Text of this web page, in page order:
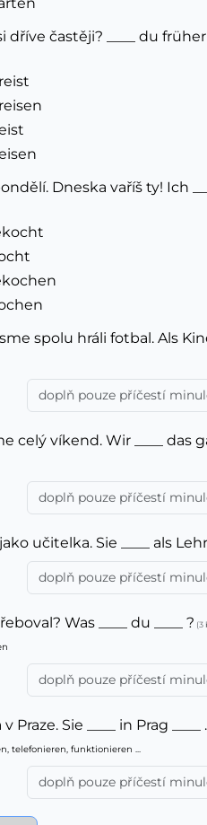
dříve častěji? ____ du früher
Dneska vaříš ty! Ich
spolu hráli fotbal. Als
celý víkend. Wir ____ das
učitelka. Sie ____ als
Was ____ du ____ ? (3
Praze. Sie ____ in Prag ____ .
telefonieren, funktionieren ...